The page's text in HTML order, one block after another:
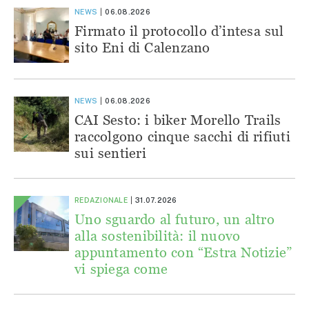
NEWS 06.08.2026
Firmato il protocollo d’intesa sul
sito Eni di Calenzano
NEWS 06.08.2026
CAI Sesto: i biker Morello Trails
raccolgono cinque sacchi di rifiuti
sui sentieri
REDAZIONALE 31.07.2026
Uno sguardo al futuro, un altro
alla sostenibilità: il nuovo
appuntamento con “Estra Notizie”
vi spiega come